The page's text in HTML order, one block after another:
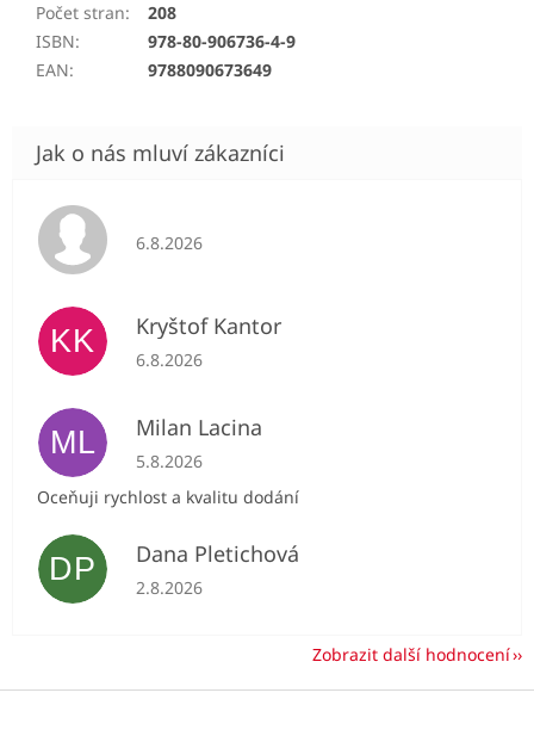
Počet stran:
208
ISBN:
978-80-906736-4-9
EAN: 9788090673649
Hodnocení obchodu je 5 z 5 hvězdiček.
6.8.2026
KK Kryštof Kantor
Hodnocení obchodu je 5 z 5 hvězdiček.
6.8.2026
ML Milan Lacina
Hodnocení obchodu je 5 z 5 hvězdiček.
5.8.2026
Oceňuji rychlost a kvalitu dodání
DP Dana Pletichová
Hodnocení obchodu je 5 z 5 hvězdiček.
2.8.2026
Zobrazit další hodnocení
Z